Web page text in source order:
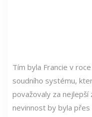
Tím byla Francie v
soudního systému,
považovaly za
nevinnost by byla přes